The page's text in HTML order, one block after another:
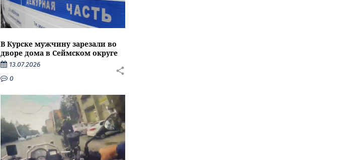
В Курске мужчину зарезали во
дворе дома в Сеймском округе
13.07.2026
0